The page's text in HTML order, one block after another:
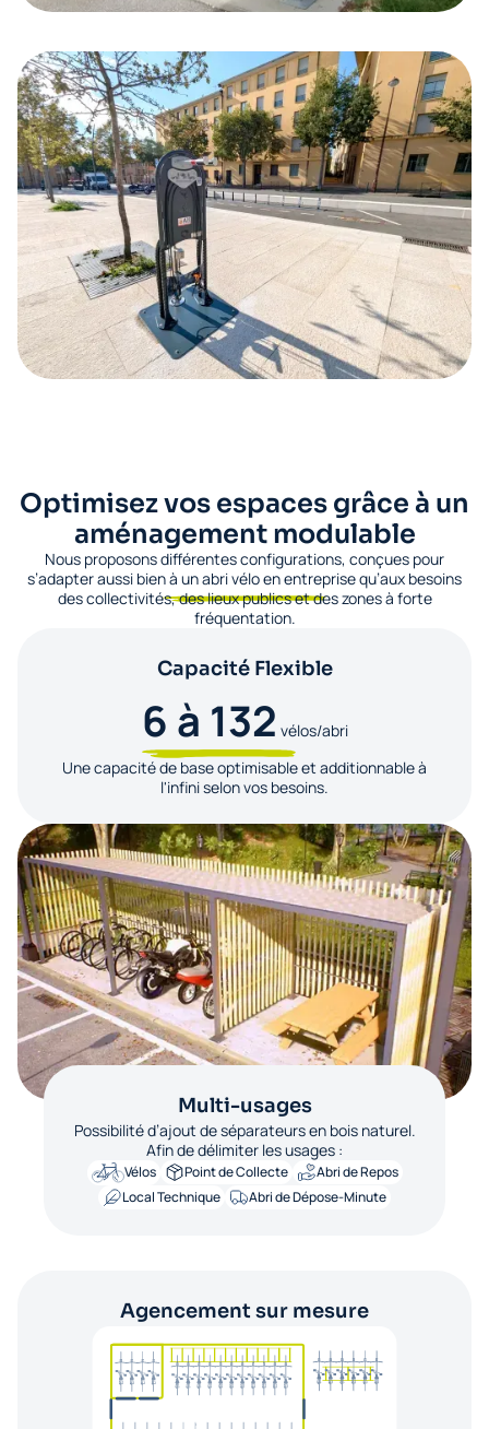
Optimisez vos espaces grâce à un
aménagement modulable
Nous proposons différentes configurations, conçues pour
s’adapter aussi bien à un abri vélo en entreprise qu’aux besoins
des collectivités, des lieux publics et des zones à forte
fréquentation.
Capacité Flexible
6 à 132 vélos/abri
Une capacité de base optimisable et additionnable à
l'infini selon vos besoins.
Multi-usages
Possibilité d’ajout de séparateurs en bois naturel.
Afin de délimiter les usages :
Vélos Point de Collecte
Abri de Repos
Local Technique
Abri de Dépose-Minute
Agencement sur mesure